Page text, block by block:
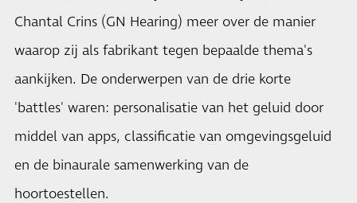
Chantal Crins (GN Hearing) meer over de manier
waarop zij als fabrikant tegen bepaalde thema's
aankijken. De onderwerpen van de drie korte
'battles' waren: personalisatie van het geluid door
middel van apps, classificatie van omgevingsgeluid
en de binaurale samenwerking van de
hoortoestellen.